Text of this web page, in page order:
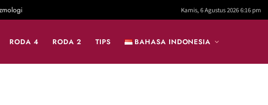
Kamis, 6 Agustus 2026 6:16 pm
RODA 4 RODA 2 TIPS BAHASA INDONESIA